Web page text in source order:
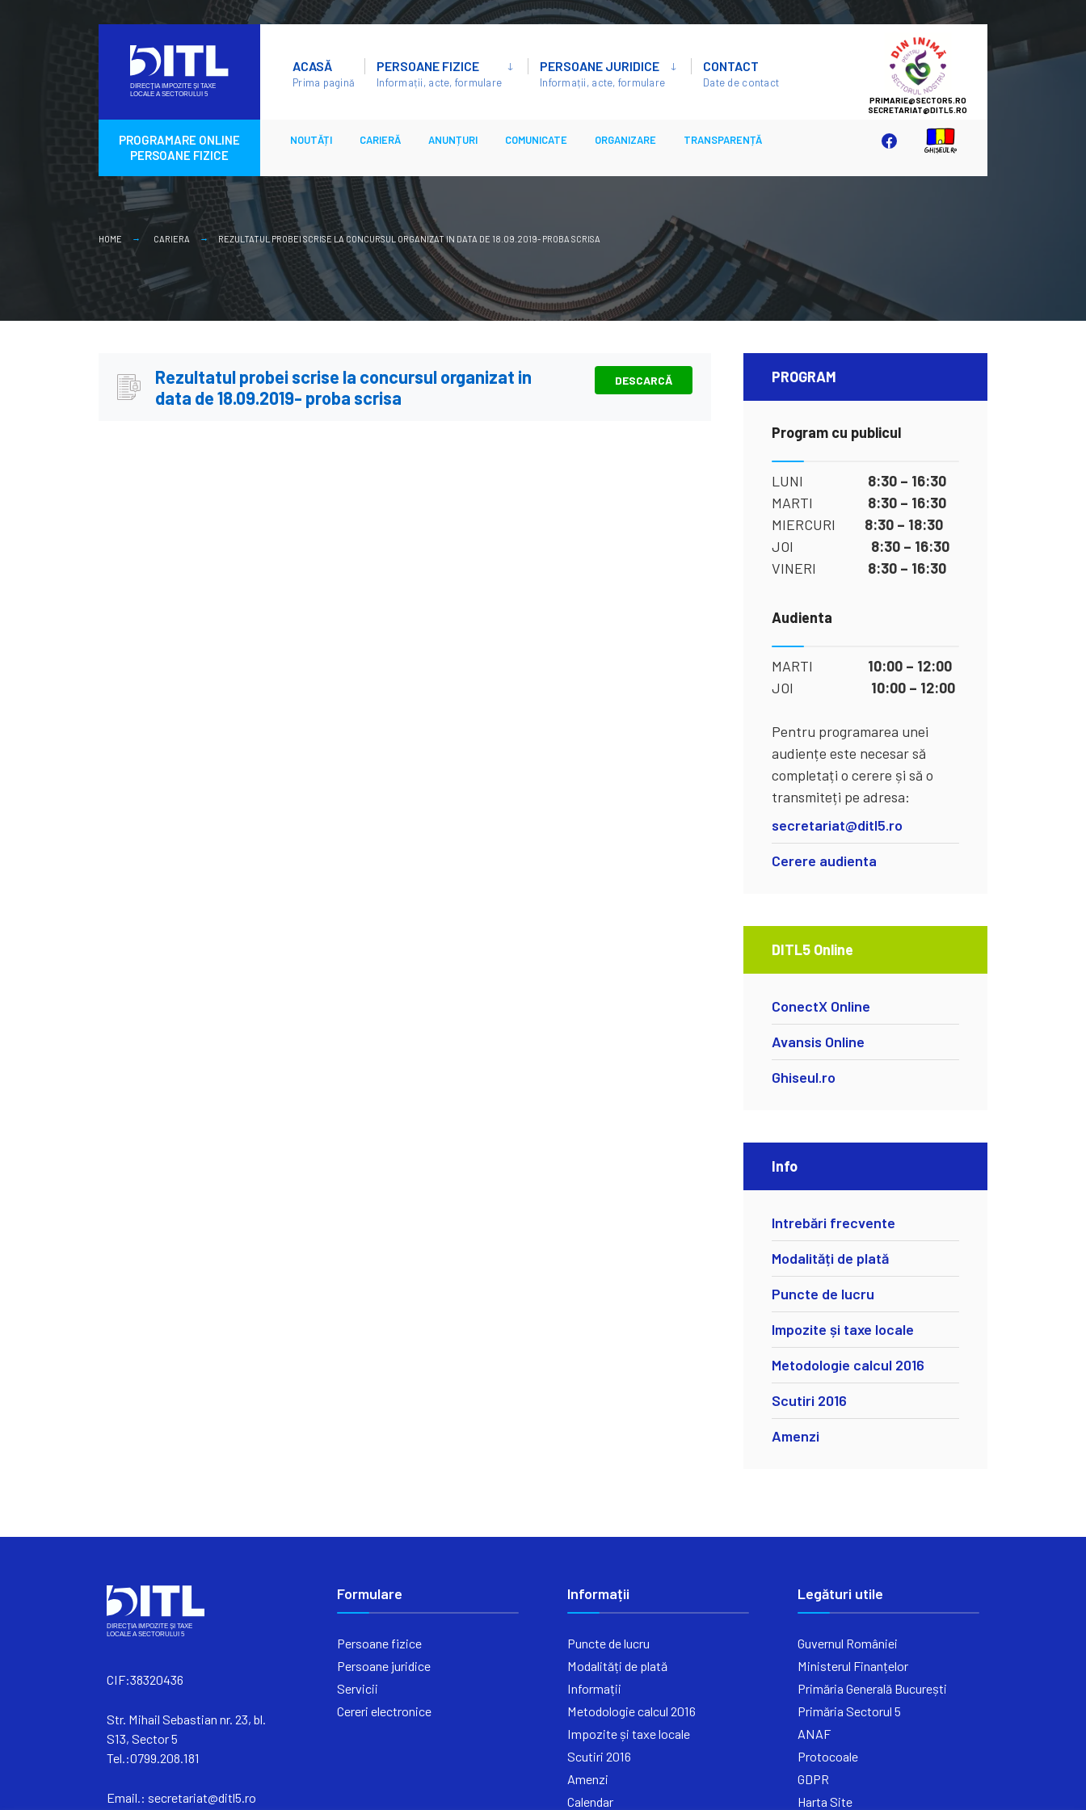
content
ACASĂ
Prima pagină
PERSOANE FIZICE
Informații, acte, formulare
PERSOANE JURIDICE
Informații, acte, formulare
CONTACT
Date de contact
SECTOR
5
PROGRAMARE ONLINE
PERSOANE FIZICE
NOUTĂȚI CARIERĂ ANUNȚURI COMUNICATE ORGANIZARE TRANSPARENȚĂ
HOME CARIERA REZULTATUL PROBEI SCRISE LA CONCURSUL ORGANIZAT IN DATA DE 18.09.2019- PROBA SCRISA
Rezultatul probei scrise la concursul organizat in
data de 18.09.2019- proba scrisa
DESCARCĂ PROGRAM
Program cu publicul
LUNI 8:30 – 16:30
MARTI 8:30 – 16:30
MIERCURI 8:30 – 18:30
JOI 8:30 – 16:30
VINERI 8:30 – 16:30
Audienta
MARTI 10:00 – 12:00
JOI 10:00 – 12:00
Pentru programarea unei
audiențe este necesar să
completați o cerere și să o
transmiteți pe adresa:
secretariat@ditl5.ro
Cerere audienta
DITL5 Online
ConectX Online
Avansis Online
Ghiseul.ro
Info
Intrebări frecvente
Modalități de plată
Puncte de lucru
Impozite și taxe locale
Metodologie calcul 2016
Scutiri 2016
Amenzi
CIF:38320436
Str. Mihail Sebastian nr. 23, bl.
S13, Sector 5
Tel.:0799.208.181
Email.: secretariat@ditl5.ro
Formulare
Persoane fizice
Persoane juridice
Servicii
Cereri electronice
Informații
Puncte de lucru
Modalități de plată
Informații
Metodologie calcul 2016
Impozite și taxe locale
Scutiri 2016
Amenzi
Calendar
Legături utile
Guvernul României
Ministerul Finanțelor
Primăria Generală București
Primăria Sectorul 5
ANAF
Protocoale
GDPR
Harta Site